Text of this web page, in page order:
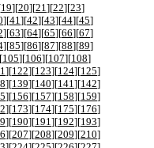
19][20][21 ][22][23]
][41 ][42][43][44][45]
][63][64][65][66][67]
][85][86][87][88][89]
105][106][107][108]
][122][123][124][125]
][139][140][141 ][142]
][156][157][158][159]
][173][174][175][176]
][190][191 ][192][193]
][207][208][209][210]